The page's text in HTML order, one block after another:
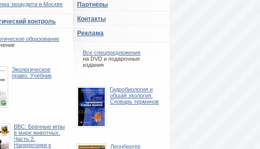
Партнёры
Контакты
Реклама
Все спецпредложения
на DVD и подарочные
издания
Гидробиология и
общая экология.
Словарь терминов
Леонбергер
экоаудита в Москве
контроль
образование
Экологическое
право. Учебник
BBC: Брачные игры
в мире животных.
Часть 2.
Наперегонки к